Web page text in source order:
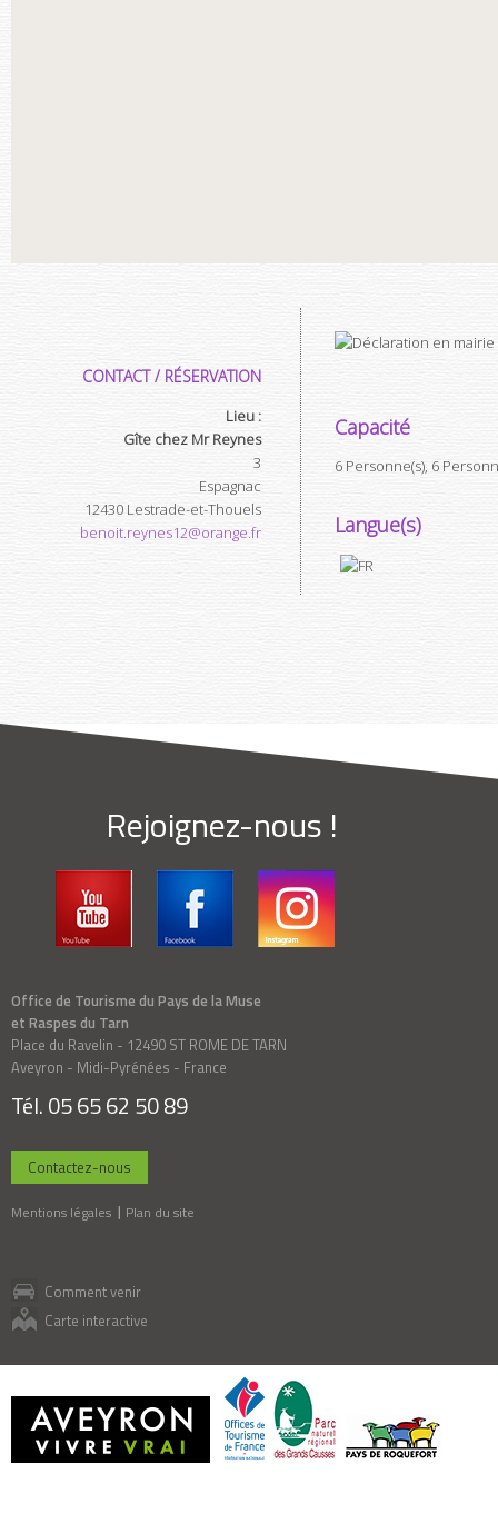
CONTACT / RÉSERVATION
Lieu :
Gîte chez Mr Reynes
3
Espagnac
12430 Lestrade-et-Thouels
benoit.reynes12@orange.fr
Capacité
6 Personne(s), 6
Langue(s)
Rejoignez-nous !
Office de Tourisme du Pays de la Muse
et Raspes du Tarn
Place du Ravelin - 12490 ST ROME DE TARN
Aveyron - Midi-Pyrénées - France
Tél. 05 65 62 50 89
Contactez-nous
Mentions légales Plan du site
Comment venir
Carte interactive